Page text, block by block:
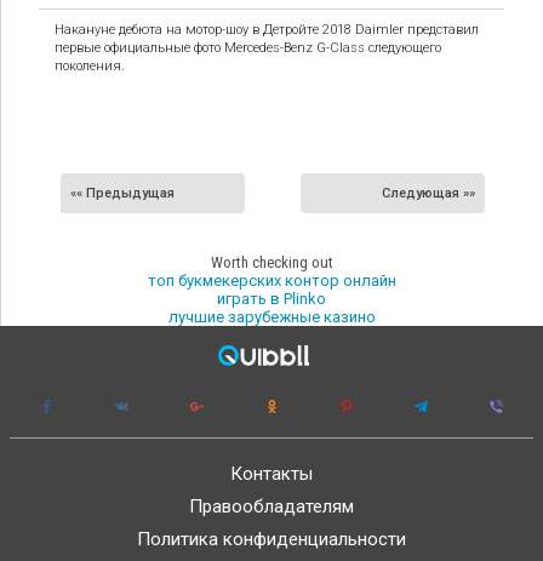
Накануне дебюта на мотор-шоу в Детройте 2018 Daimler представил
первые официальные фото Mercedes-Benz G-Class следующего
поколения.
«« Предыдущая Следующая »»
Worth checking out
топ букмекерских контор онлайн
играть в Plinko
лучшие зарубежные казино
Контакты
Правообладателям
Политика конфиденциальности